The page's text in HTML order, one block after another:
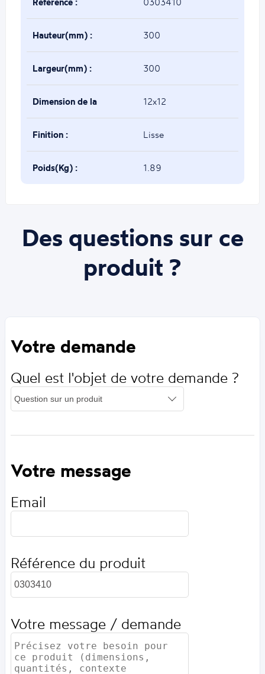
Hauteur(mm) : 300
Largeur(mm) : 300
Dimension de la
base(mm) :
12x12
Finition : Lisse
Poids(Kg) : 1.89
Des questions sur ce
produit ?
Votre demande
Quel est l'objet de votre demande ?
Votre message
Email
Référence du produit
Votre message / demande